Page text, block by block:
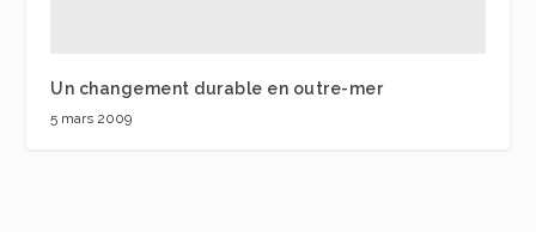
Un changement durable en outre-mer
5 mars 2009